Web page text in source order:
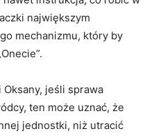
największym
mechanizmu, który by
jeśli sprawa
ten może uznać, że
jednostki, niż utracić